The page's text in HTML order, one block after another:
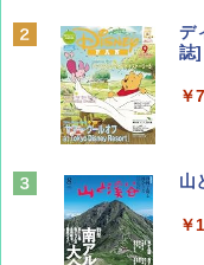
デ
誌
￥
山
￥